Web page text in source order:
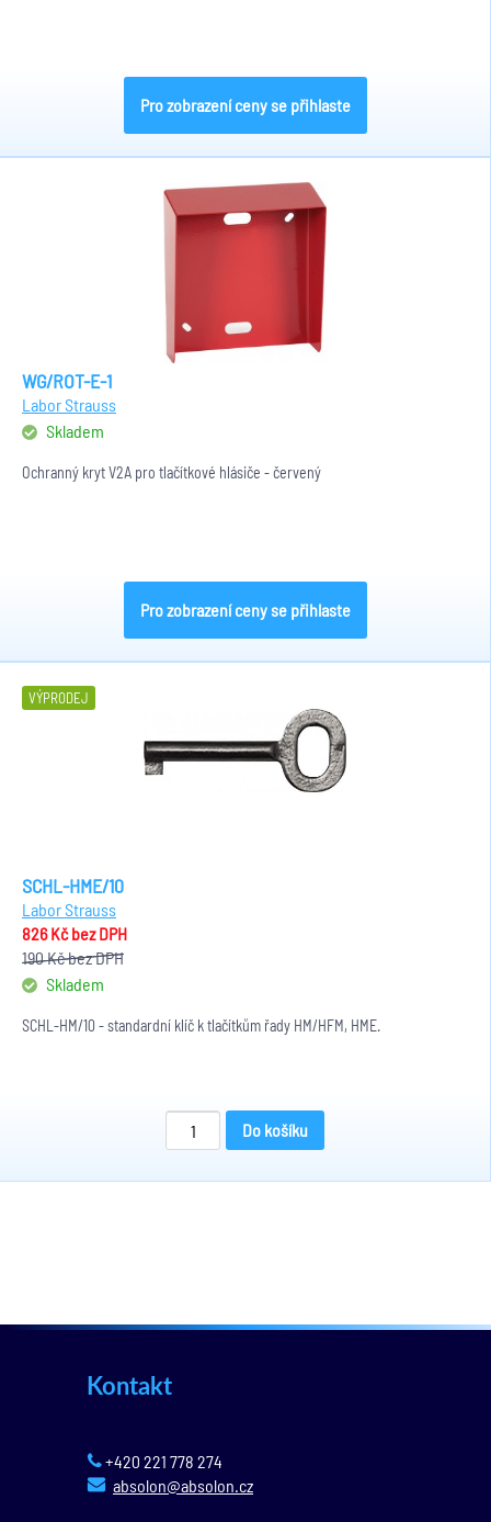
Pro zobrazení ceny se přihlaste
WG/ROT-E-1
Labor Strauss
Skladem
Ochranný kryt V2A pro tlačítkové hlásiče - červený
Pro zobrazení ceny se přihlaste
VÝPRODEJ
SCHL-HME/10
Labor Strauss
826 Kčbez DPH
190 Kčbez DPH
Skladem
SCHL-HM/10 - standardní klíč k tlačítkům řady HM/HFM, HME.
Do košíku
Kontakt
+420 221 778 274
absolon@absolon.cz